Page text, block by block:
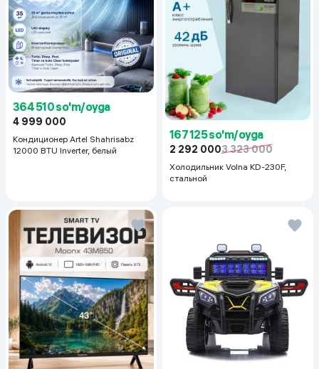
364 510 so'm/oyga
4 999 000
Кондиционер Artel Shahrisabz
12000 BTU Inverter, белый
167 125 so'm/oyga
2 292 0003 323 000
Холодильник Volna KD-230F,
стальной